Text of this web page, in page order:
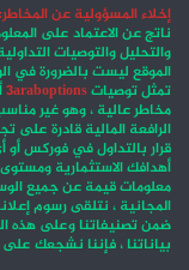
إخلاء المسؤولية عن المخاطر:
ناتج عن الاعتماد على
والتحليل والتوصيات
الموقع ليست بالضرورة في
تمثل توصيات3araboptions
مخاطر عالية ، وهو غير
الرافعة المالية قادرة على
قرار بالتداول في فوركس أو
أهدافك الاستثمارية
معلومات قيمة عن جميع
المجانية ، نتلقى رسوم
ضمن تصنيفاتنا وعلى هذه
بياناتنا ، فإننا نشجعك